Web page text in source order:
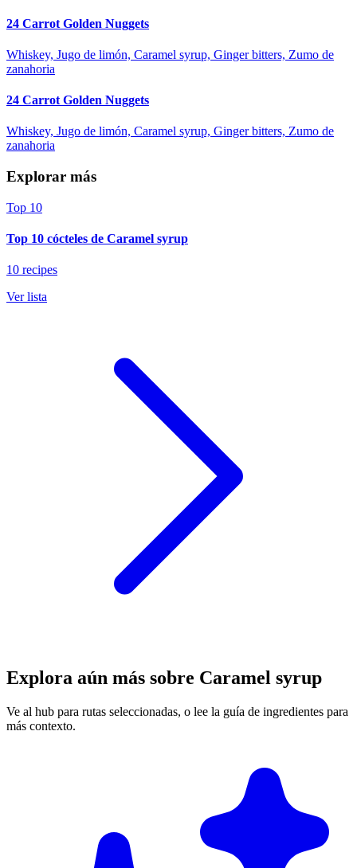
24 Carrot Golden Nuggets
Whiskey, Jugo de limón, Caramel syrup, Ginger bitters, Zumo de
zanahoria
24 Carrot Golden Nuggets
Whiskey, Jugo de limón, Caramel syrup, Ginger bitters, Zumo de
zanahoria
Explorar más
Top 10
Top 10 cócteles de Caramel syrup
10 recipes
Ver lista
Explora aún más sobre Caramel syrup
Ve al hub para rutas seleccionadas, o lee la guía de ingredientes para
más contexto.